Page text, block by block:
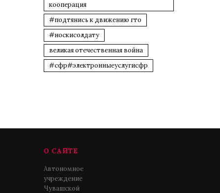
кооперация
#подтянись к движению гто
#носкисолдату
великая отечественная война
#сфр#электронныеуслугисфр
О САЙТЕ
Автономное
учреждение
Чувашской